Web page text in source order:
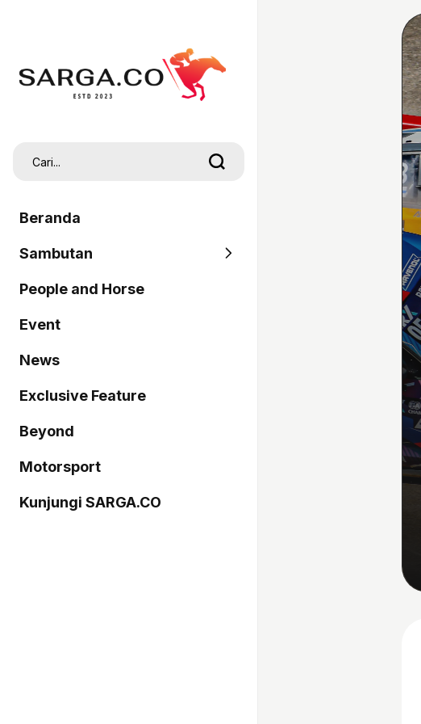
Beranda
Sambutan
SARGA
Pordasi
People and Horse
Event
News
Exclusive Feature
Beyond
Motorsport
Kunjungi SARGA.CO